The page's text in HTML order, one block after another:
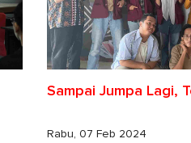
Sampai Jumpa Lagi,
Rabu, 07 Feb 2024